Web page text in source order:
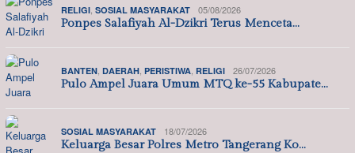
RELIGI SOSIAL MASYARAKAT 05/08/2026
Ponpes Salafiyah Al-Dzikri Terus Menceta…
BANTEN DAERAH PERISTIWA RELIGI 26/07/2026
Pulo Ampel Juara Umum MTQ ke-55 Kabupate…
SOSIAL MASYARAKAT 18/07/2026
Keluarga Besar Polres Metro Tangerang Ko…